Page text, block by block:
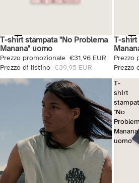
Saldi
T-shirt stampata "No Problema
Manana" uomo
Prezzo promozionale €31,96 EUR
Prezzo di listino €39,95 EUR
Saldi
T-shirt
Prezzo
Prezzo
T-
shirt
"No
uomo